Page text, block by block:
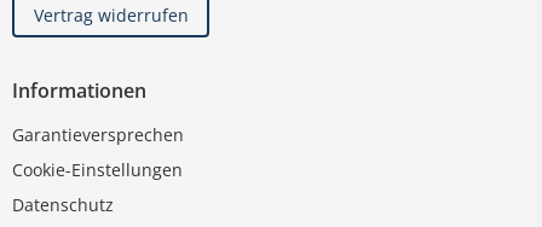
Vertrag widerrufen
Informationen
Garantieversprechen
Cookie-Einstellungen
Datenschutz